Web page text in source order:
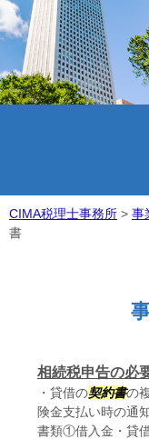
CIMA税理士事務所 > 事
書
相続税申告の必
・貸借の契約書の
険金支払い時の通
書類①借入金・貸